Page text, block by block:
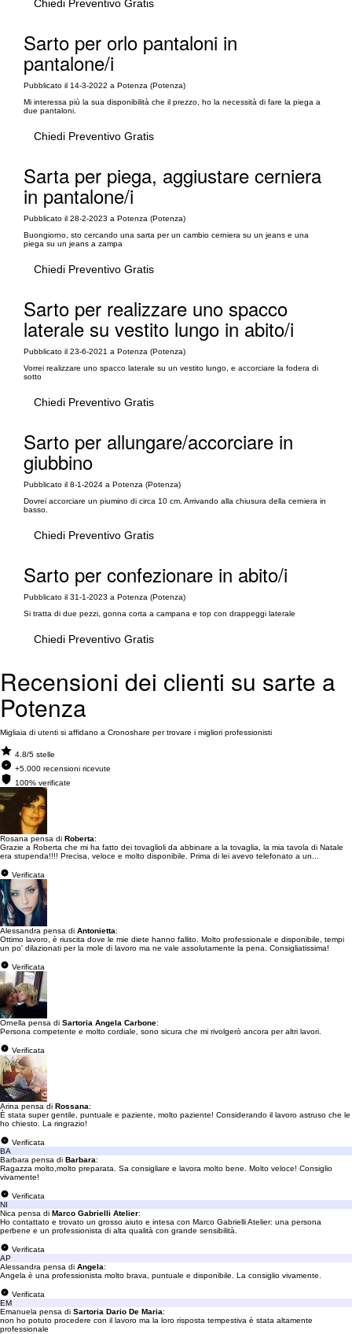
Chiedi Preventivo Gratis
Sarto per orlo pantaloni in
pantalone/i
Pubblicato il 14-3-2022 a Potenza (Potenza)
Mi interessa più la sua disponibilità che il prezzo, ho la necessità di fare la piega a
due pantaloni.
Chiedi Preventivo Gratis
Sarta per piega, aggiustare cerniera
in pantalone/i
Pubblicato il 28-2-2023 a Potenza (Potenza)
Buongiorno, sto cercando una sarta per un cambio cerniera su un jeans e una
piega su un jeans a zampa
Chiedi Preventivo Gratis
Sarto per realizzare uno spacco
laterale su vestito lungo in abito/i
Pubblicato il 23-6-2021 a Potenza (Potenza)
Vorrei realizzare uno spacco laterale su un vestito lungo, e accorciare la fodera di
sotto
Chiedi Preventivo Gratis
Sarto per allungare/accorciare in
giubbino
Pubblicato il 8-1-2024 a Potenza (Potenza)
Dovrei accorciare un piumino di circa 10 cm. Arrivando alla chiusura della cerniera in
basso.
Chiedi Preventivo Gratis
Sarto per confezionare in abito/i
Pubblicato il 31-1-2023 a Potenza (Potenza)
Si tratta di due pezzi, gonna corta a campana e top con drappeggi laterale
Chiedi Preventivo Gratis
Recensioni dei clienti su sarte a
Potenza
Migliaia di utenti si affidano a Cronoshare per trovare i migliori professionisti
4.8/5 stelle
+5.000 recensioni ricevute
100% verificate
Rosana pensa di Roberta:
Grazie a Roberta che mi ha fatto dei tovaglioli da abbinare a la tovaglia, la mia tavola di Natale
era stupenda!!!! Precisa, veloce e molto disponibile. Prima di lei avevo telefonato a un...
Verificata
Alessandra pensa di Antonietta:
Ottimo lavoro, è riuscita dove le mie diete hanno fallito. Molto professionale e disponibile, tempi
un po' dilazionati per la mole di lavoro ma ne vale assolutamente la pena. Consigliatissima!
Verificata
Ornella pensa di Sartoria Angela Carbone:
Persona competente e molto cordiale, sono sicura che mi rivolgerò ancora per altri lavori.
Verificata
Arina pensa di Rossana:
È stata super gentile, puntuale e paziente, molto paziente! Considerando il lavoro astruso che le
ho chiesto. La ringrazio!
Verificata
BA
Barbara pensa di Barbara:
Ragazza molto,molto preparata. Sa consigliare e lavora molto bene. Molto veloce! Consiglio
vivamente!
Verificata
NI
Nica pensa di Marco Gabrielli Atelier:
Ho contattato e trovato un grosso aiuto e intesa con Marco Gabrielli Atelier: una persona
perbene e un professionista di alta qualità con grande sensibilità.
Verificata
AP
Alessandra pensa di Angela:
Angela è una professionista molto brava, puntuale e disponibile. La consiglio vivamente.
Verificata
EM
Emanuela pensa di Sartoria Dario De Maria:
non ho potuto procedere con il lavoro ma la loro risposta tempestiva è stata altamente
professionale